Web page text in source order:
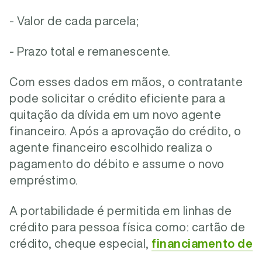
- Valor de cada parcela;
- Prazo total e remanescente.
Com esses dados em mãos, o contratante
pode solicitar o crédito eficiente para a
quitação da dívida em um novo agente
financeiro. Após a aprovação do crédito, o
agente financeiro escolhido realiza o
pagamento do débito e assume o novo
empréstimo.
A portabilidade é permitida em linhas de
crédito para pessoa física como: cartão de
crédito, cheque especial, financiamento de